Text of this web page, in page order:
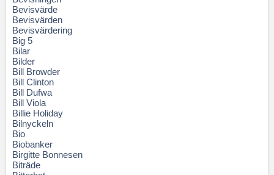
Bevisvärde
Bevisvärden
Bevisvärdering
Big 5
Bilar
Bilder
Bill Browder
Bill Clinton
Bill Dufwa
Bill Viola
Billie Holiday
Bilnyckeln
Bio
Biobanker
Birgitte Bonnesen
Biträde